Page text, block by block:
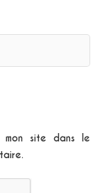
mon site dans le